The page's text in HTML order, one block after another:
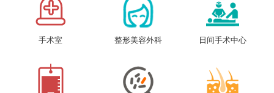
手术室 整形美容外科 日间手术中心